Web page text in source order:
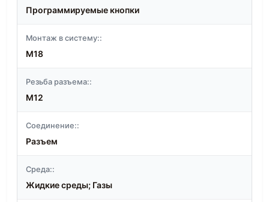
Программируемые кнопки
Монтаж в систему::
M18
Резьба разъема::
M12
Соединение::
Разъем
Среда::
Жидкие среды; Газы